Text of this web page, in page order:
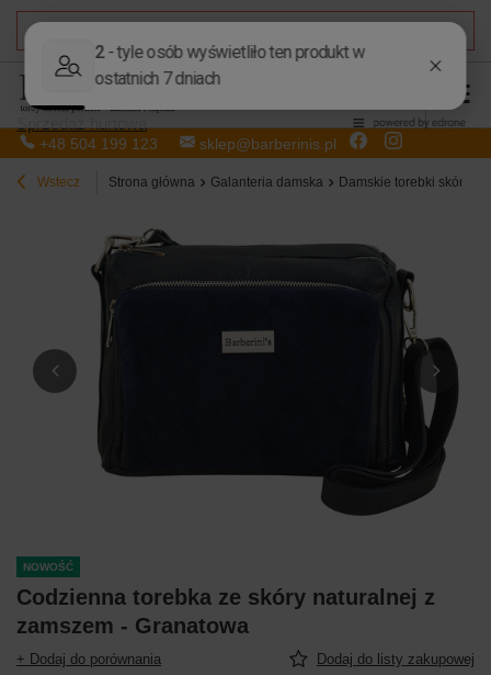
+48 504 199 123 sklep@barberinis.pl
Wstecz Strona główna Galanteria damska Damskie torebki
NOWOŚĆ
Codzienna torebka ze skóry naturalnej z
zamszem - Granatowa
+ Dodaj do porównania Dodaj do listy zakupowej